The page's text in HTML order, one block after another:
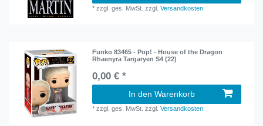
*zzgl. ges. MwSt. zzgl.Versandkosten
Funko 83465 - Pop! - House of the Dragon
Rhaenyra Targaryen S4 (22)
0,00 € *
In den Warenkorb
*zzgl. ges. MwSt. zzgl.Versandkosten